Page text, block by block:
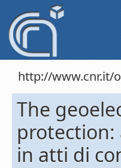
http://www.cnr.it/
The
protection:
in atti di